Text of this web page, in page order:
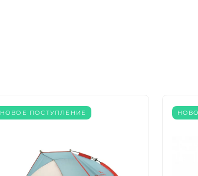
НОВОЕ ПОСТУПЛЕНИЕ